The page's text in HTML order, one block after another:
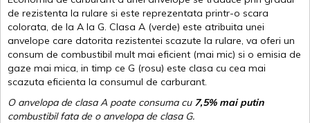
de rezistenta la rulare si este reprezentata printr-o scara
colorata, de la A la G. Clasa A (verde) este atribuita unei
anvelope care datorita rezistentei scazute la rulare, va oferi un
consum de combustibil mult mai eficient (mai mic) si o emisia de
gaze mai mica, in timp ce G (rosu) este clasa cu cea mai
scazuta eficienta la consumul de carburant.
O anvelopa de clasa A poate consuma cu 7,5% mai putin
combustibil fata de o anvelopa de clasa G.